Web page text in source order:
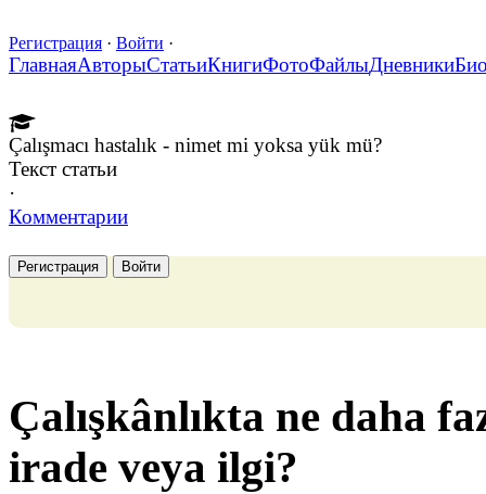
Регистрация · Войти ·
ГлавнаяАвторыСтатьиКнигиФотоФайлыДневники
Çalışmacı hastalık - nimet mi yoksa yük mü?
Текст статьи
·
Комментарии
Регистрация Войти
Çalışkânlıkta ne daha
irade veya ilgi?